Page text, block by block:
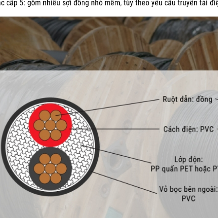
cấp 5: gồm nhiều sợi đồng nhỏ mềm, tùy theo yêu cầu truyền tải